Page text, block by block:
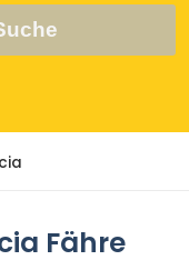
Fähre